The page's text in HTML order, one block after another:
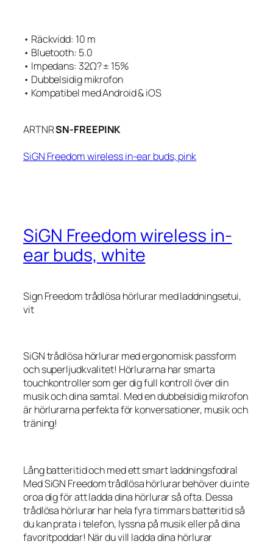
• Räckvidd: 10 m
• Bluetooth: 5.0
• Impedans: 32Ω? ± 15%
• Dubbelsidig mikrofon
• Kompatibel med Android & iOS
ARTNRSN-FREEPINK
SiGN Freedom wireless in-ear buds, pink
SiGN Freedom wireless in-
ear buds, white
Sign Freedom trådlösa hörlurar med laddningsetui,
vit
SiGN trådlösa hörlurar med ergonomisk passform
och superljudkvalitet! Hörlurarna har smarta
touchkontroller som ger dig full kontroll över din
musik och dina samtal. Med en dubbelsidig mikrofon
är hörlurarna perfekta för konversationer, musik och
träning!
Lång batteritid och med ett smart laddningsfodral
Med SiGN Freedom trådlösa hörlurar behöver du inte
oroa dig för att ladda dina hörlurar så ofta. Dessa
trådlösa hörlurar har hela fyra timmars batteritid så
du kan prata i telefon, lyssna på musik eller på dina
favoritpoddar! När du vill ladda dina hörlurar